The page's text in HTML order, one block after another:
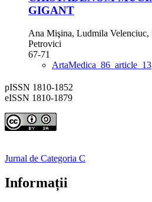
GIGANT
Ana Mişina, Ludmila Velenciuc,
Petrovici
67-71
ArtaMedica_86_article_13
pISSN 1810-1852
eISSN 1810-1879
Jurnal de Categoria C
Informații